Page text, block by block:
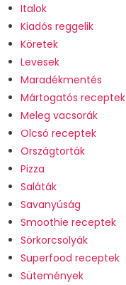
Italok
Kiadós reggelik
Köretek
Levesek
Maradékmentés
Mártogatós receptek
Meleg vacsorák
Olcsó receptek
Országtorták
Pizza
Saláták
Savanyúság
Smoothie receptek
Sörkorcsolyák
Superfood receptek
Sütemények